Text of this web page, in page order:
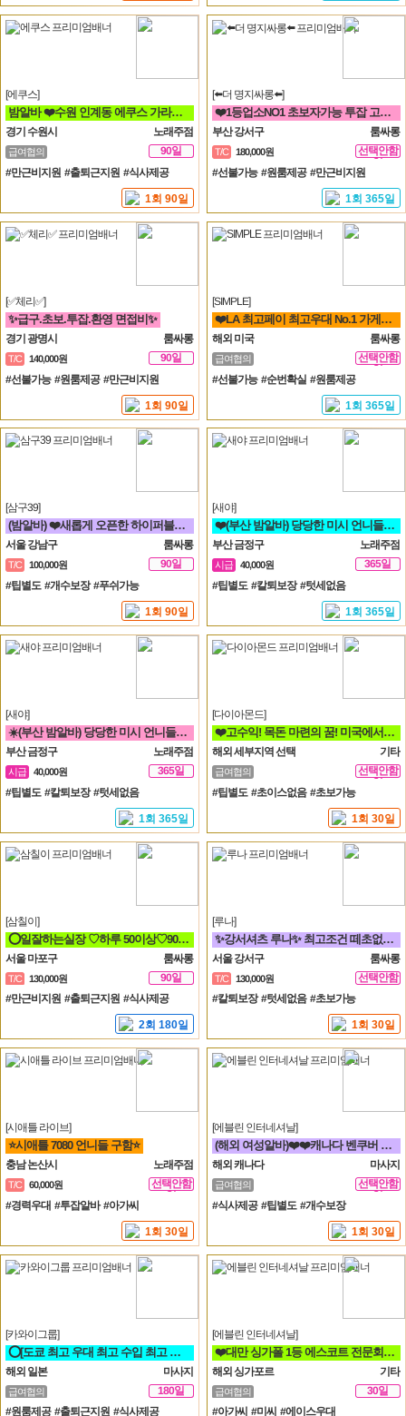
[에쿠스]
밤알바 ❤️수원 인계동 에쿠스 가라오케&하이퍼블릭❤️
경기 수원시 노래주점
급여협의
90일
#만근비지원 #출퇴근지원 #식사제공
1회 90일
[⬅️더 명지싸롱⬅️]
❤️1등업소NO1 초보자가능 투잡 고페이갯수보장❤️
부산 강서구 룸싸롱
T/C 180,000원
선택안함
일
#선불가능 #원룸제공 #만근비지원
1회 365일
[✅체리✅]
✨급구.초보.투잡.환영 면접비✨
경기 광명시 룸싸롱
T/C 140,000원
90일
#선불가능 #원룸제공 #만근비지원
1회 90일
[SIMPLE]
❤️LA 최고페이 최고우대 No.1 가게에서 직원 모집합니다❤️
해외 미국 룸싸롱
급여협의
선택안함
일
#선불가능 #순번확실 #원룸제공
1회 365일
[삼구39]
(밤알바) ❤️새롭게 오픈한 하이퍼블릭 샤이니 입니다!!!❤️
서울 강남구 룸싸롱
T/C 100,000원
90일
#팁별도 #개수보장 #푸쉬가능
1회 90일
[새야]
❤️(부산 밤알바) 당당한 미시 언니들 구함❤️동래 노래방알바
부산 금정구 노래주점
시급 40,000원
365일
#팁별도 #칼퇴보장 #텃세없음
1회 365일
[새야]
☀️(부산 밤알바) 당당한 미시 언니들 구함☀️ 노래방알바
부산 금정구 노래주점
시급 40,000원
365일
#팁별도 #칼퇴보장 #텃세없음
1회 365일
[다이아몬드]
❤️고수익! 목돈 마련의 꿈! 미국에서 이루세요❤️
해외 세부지역 선택 기타
급여협의
선택안함
일
#팁별도 #초이스없음 #초보가능
1회 30일
[삼칠이]
⭕일잘하는실장 ♡하루 50이상♡90분♡ 당일지급♡훈훈⭕
서울 마포구 룸싸롱
T/C 130,000원
90일
#만근비지원 #출퇴근지원 #식사제공
2회 180일
[루나]
✨강서셔츠 루나✨ 최고조건 떼초없음! 케어보장! 60분 풀티13✨
서울 강서구 룸싸롱
T/C 130,000원
선택안함
일
#칼퇴보장 #텃세없음 #초보가능
1회 30일
[시애틀 라이브]
⭐시애틀 7080 언니들 구함⭐
충남 논산시 노래주점
T/C 60,000원
선택안함
일
#경력우대 #투잡알바 #아가씨
1회 30일
[에블린 인터네셔날]
(해외 여성알바)❤️❤️캐나다 벤쿠버 VIP 비지니스 고수익 가능!❤️❤️
해외 캐나다 마사지
급여협의
선택안함
일
#식사제공 #팁별도 #개수보장
1회 30일
[카와이그룹]
⭕[도쿄 최고 우대 최고 수입 최고 안전 보장]⭕ 해외 일본 유흥알바
해외 일본 마사지
급여협의
180일
#원룸제공 #출퇴근지원 #식사제공
[에블린 인터네셔날]
❤️대만 싱가폴 1등 에스코트 전문회사❤️
해외 싱가포르 기타
급여협의
30일
#아가씨 #미씨 #에이스우대